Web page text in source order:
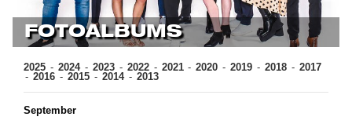
FOTOALBUMS
2025 2024 2023 2022 2021 2020 2019 2018
2017
2016
2015 2014 2013
September